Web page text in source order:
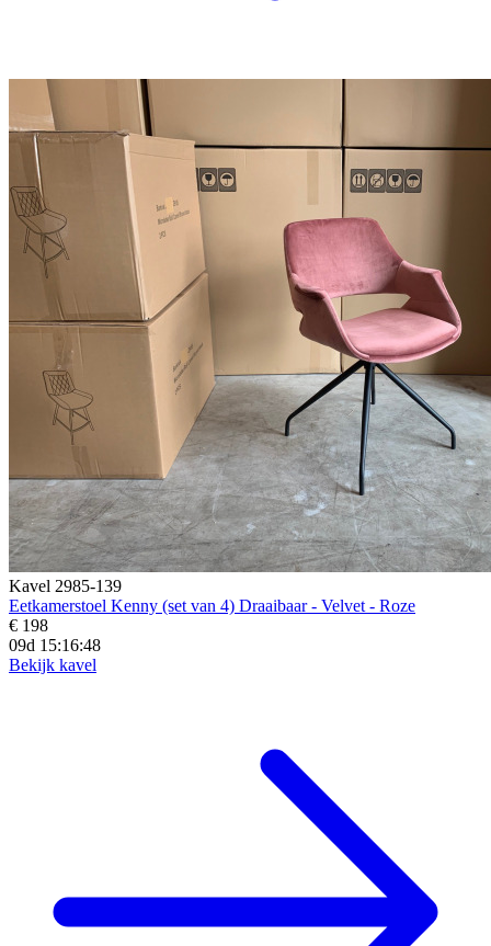
Kavel 2985-139
Eetkamerstoel Kenny (set van 4) Draaibaar - Velvet - Roze
€ 198
09d 15:16:46
Bekijk kavel